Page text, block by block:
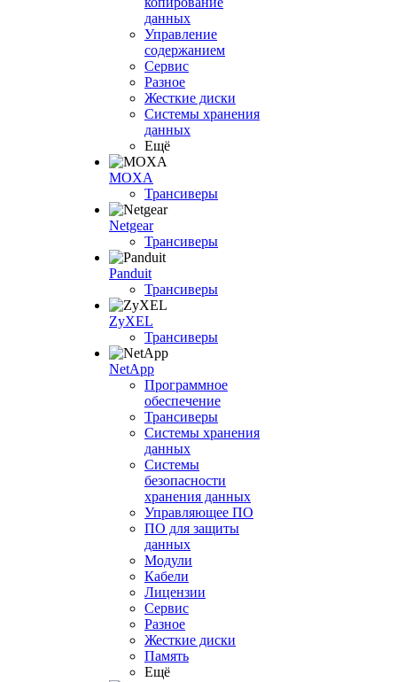
данных
Управление
содержанием
Сервис
Разное
Жесткие диски
Системы хранения
данных
Ещё
MOXA
Трансиверы
Netgear
Трансиверы
Panduit
Трансиверы
ZyXEL
Трансиверы
NetApp
Программное
обеспечение
Трансиверы
Системы хранения
данных
Системы
безопасности
хранения данных
Управляющее ПО
ПО для защиты
данных
Модули
Кабели
Лицензии
Сервис
Разное
Жесткие диски
Память
Ещё